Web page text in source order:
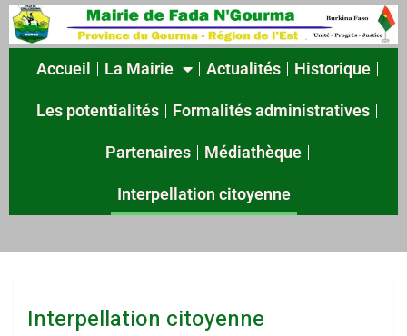
Accueil La Mairie Actualités Historique
Les potentialités Formalités administratives
Partenaires Médiathèque
Interpellation citoyenne
Interpellation citoyenne